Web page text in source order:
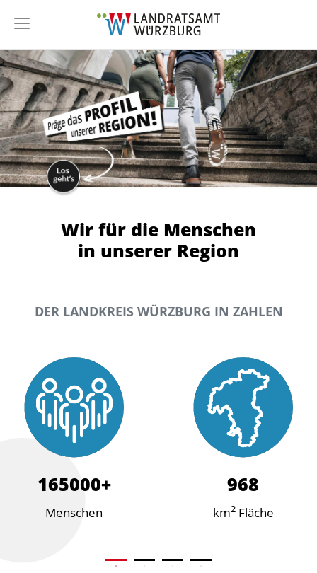
Wir für die Menschen
in unserer Region
DER LANDKREIS WÜRZBURG IN ZAHLEN
165000
Menschen
968
km2Fläche